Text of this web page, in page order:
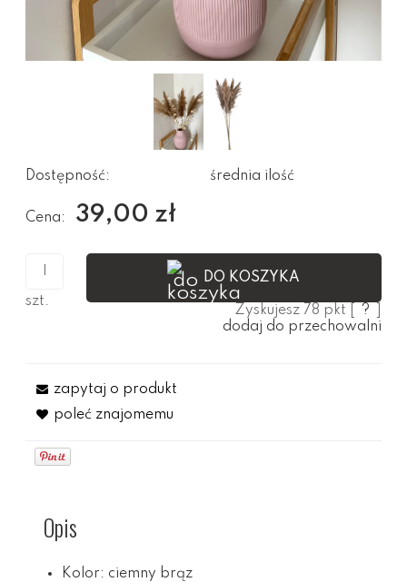
Dostępność: średnia ilość
Cena: 39,00 zł
szt.
DO KOSZYKA
Zyskujesz 78 pkt [ ?
dodaj do przechowalni
zapytaj o produkt
poleć znajomemu
Opis
Kolor: ciemny brąz